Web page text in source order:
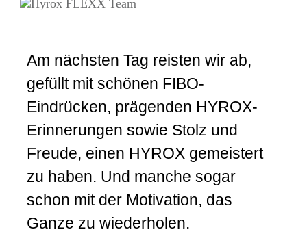
Am nächsten Tag reisten wir ab,
gefüllt mit schönen FIBO-
Eindrücken, prägenden HYROX-
Erinnerungen sowie Stolz und
Freude, einen HYROX gemeistert
zu haben. Und manche sogar
schon mit der Motivation, das
Ganze zu wiederholen.